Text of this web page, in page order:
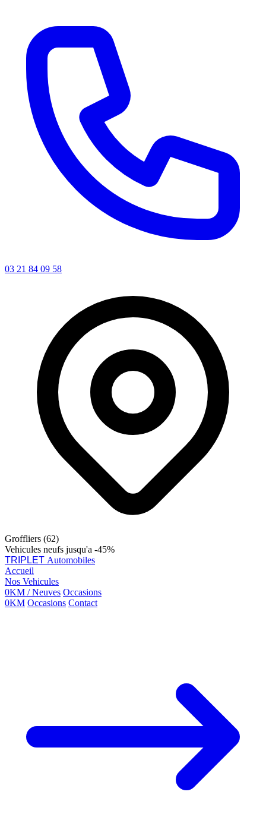
03 21 84 09 58
Groffliers (62)
Vehicules neufs jusqu'a -45%
TRIPLET Automobiles
Accueil
Nos Vehicules
0KM / Neuves Occasions
0KM Occasions Contact